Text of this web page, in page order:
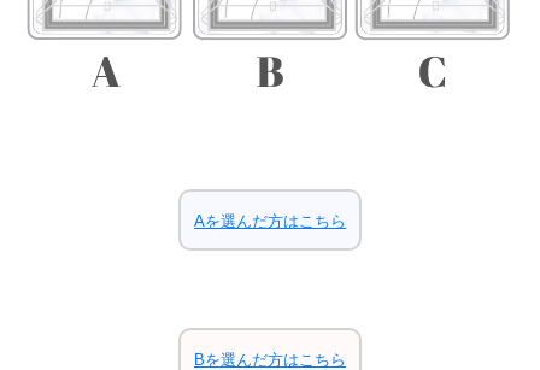
Aを選んだ方はこちら
Bを選んだ方はこちら